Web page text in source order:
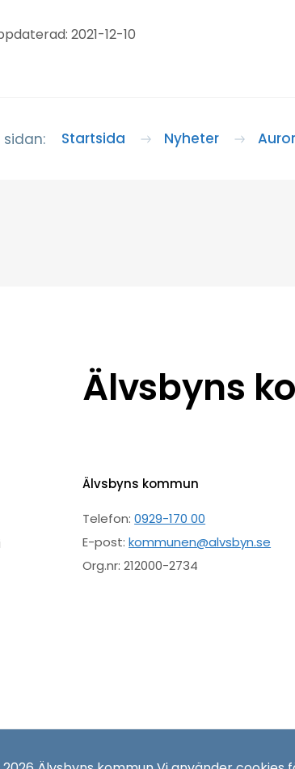
2021-12-10
Startsida Nyheter
Älvsbyns
Älvsbyns kommun
Telefon:0929-170 00
E-post:kommunen@alvsbyn.se
Org.nr: 212000-2734